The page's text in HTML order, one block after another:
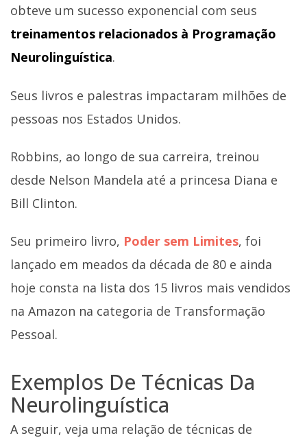
obteve um sucesso exponencial com seus
treinamentos relacionados à Programação
Neurolinguística.
Seus livros e palestras impactaram milhões de
pessoas nos Estados Unidos.
Robbins, ao longo de sua carreira, treinou
desde Nelson Mandela até a princesa Diana e
Bill Clinton.
Seu primeiro livro, Poder sem Limites, foi
lançado em meados da década de 80 e ainda
hoje consta na lista dos 15 livros mais vendidos
na Amazon na categoria de Transformação
Pessoal.
Exemplos De Técnicas Da
Neurolinguística
A seguir, veja uma relação de técnicas de